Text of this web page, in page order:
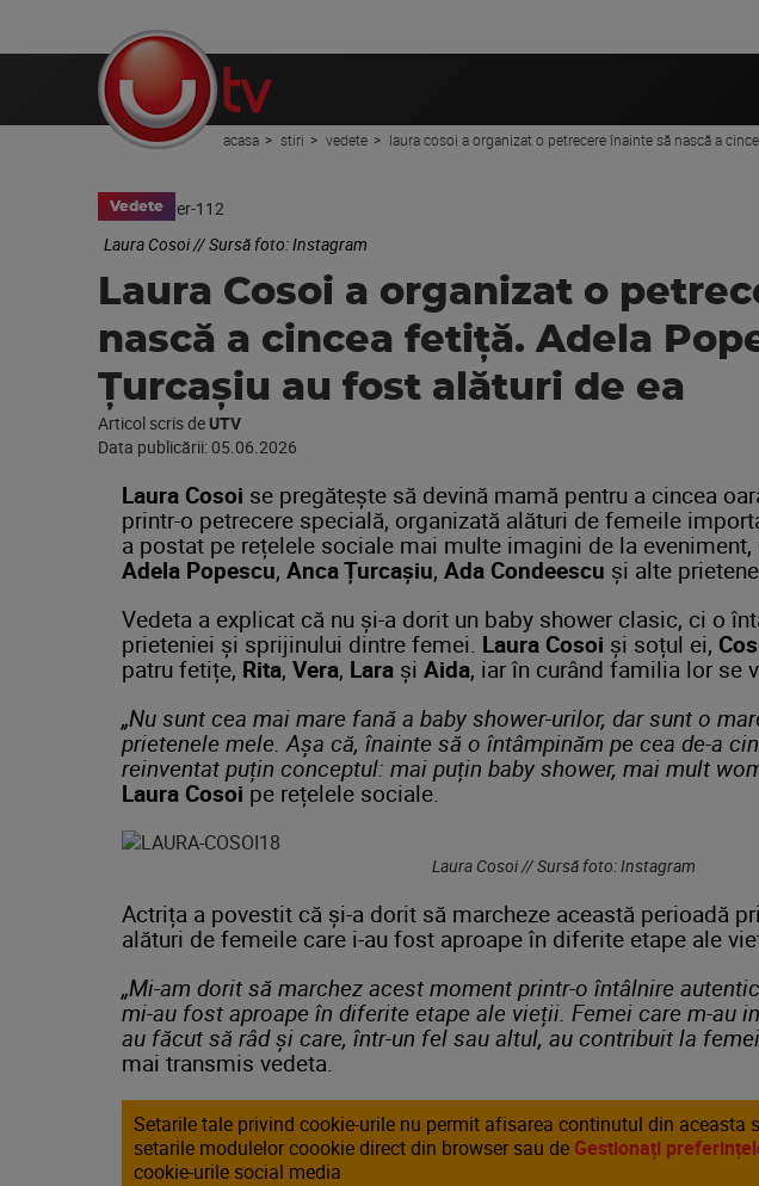
acasa stiri vedete laura cosoi a organizat o petrecere înainte să nască a
Vedete
Laura Cosoi // Sursă foto: Instagram
Laura Cosoi a organizat o
nască a cincea fetiță. Adela
Țurcașiu au fost alături de ea
Articol scris de UTV
Data publicării: 05.06.2026
Laura Cosoi se pregătește să devină mamă pentru a cincea
printr-o petrecere specială, organizată alături de femeile
a postat pe rețelele sociale mai multe imagini de la eveniment,
Adela Popescu, Anca Țurcașiu, Ada Condeescu și alte
Vedeta a explicat că nu și-a dorit un baby shower clasic, ci o
prieteniei și sprijinului dintre femei. Laura Cosoi și soțul ei,
patru fetițe, Rita, Vera, Lara și Aida, iar în curând familia lor se
„Nu sunt cea mai mare fană a baby shower-urilor, dar sunt o
prietenele mele. Așa că, înainte să o întâmpinăm pe cea de-a
reinventat puțin conceptul: mai puțin baby shower, mai mult
Laura Cosoi pe rețelele sociale.
Laura Cosoi // Sursă foto: Instagram
Actrița a povestit că și-a dorit să marcheze această perioadă
alături de femeile care i-au fost aproape în diferite etape ale
„Mi-am dorit să marchez acest moment printr-o întâlnire
mi-au fost aproape în diferite etape ale vieții. Femei care m-au
au făcut să râd și care, într-un fel sau altul, au contribuit la
mai transmis vedeta.
Setarile tale privind cookie-urile nu permit afisarea continutul din aceasta
setarile modulelor coookie direct din browser sau de Gestionați
cookie-urile social media